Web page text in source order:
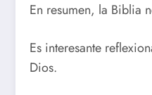
En resumen, la Biblia
Es interesante
Dios.